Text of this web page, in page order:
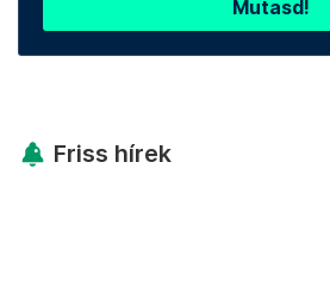
Mutasd!
Friss hírek